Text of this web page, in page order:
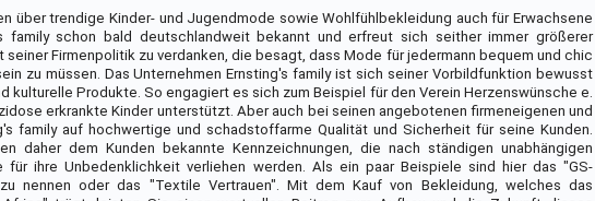
über trendige Kinder- und Jugendmode sowie Wohlfühlbekleidung auch für Erwachsene
family schon bald deutschlandweit bekannt und erfreut sich seither immer größerer
Firmenpolitik zu verdanken, die besagt, dass Mode für jedermann bequem und chic
zu müssen. Das Unternehmen Ernsting's family ist sich seiner Vorbildfunktion bewusst
Produkte. So engagiert es sich zum Beispiel für den Verein Herzenswünsche e.
erkrankte Kinder unterstützt. Aber auch bei seinen angebotenen firmeneigenen und
family auf hochwertige und schadstoffarme Qualität und Sicherheit für seine Kunden.
daher dem Kunden bekannte Kennzeichnungen, die nach ständigen unabhängigen
für ihre Unbedenklichkeit verliehen werden. Als ein paar Beispiele sind hier das "GS-
nennen oder das "Textile Vertrauen". Mit dem Kauf von Bekleidung, welches das